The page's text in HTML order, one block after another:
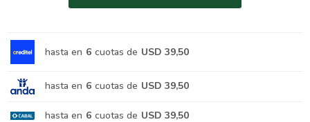
hasta en 6 cuotas de USD 39,50
hasta en 6 cuotas de USD 39,50
hasta en 6 cuotas de USD 39,50